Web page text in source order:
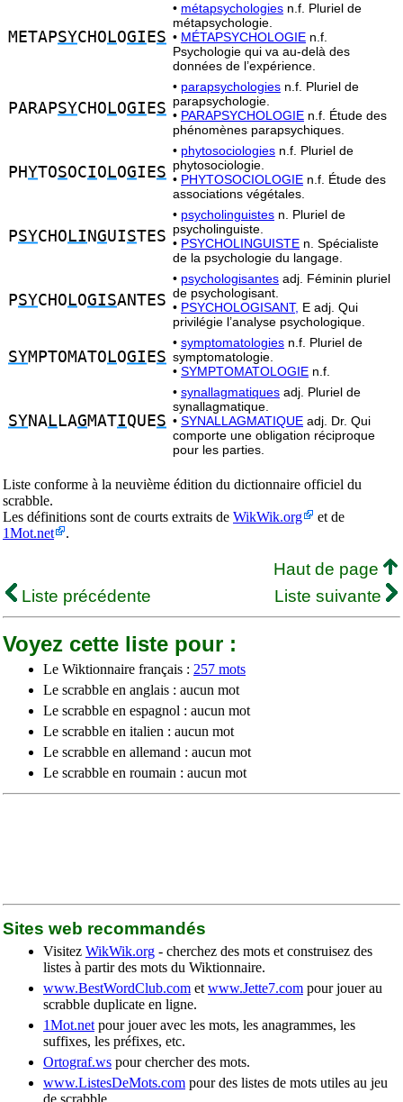
METAPSYCHO LOGI ES
• métapsychologies n.f. Pluriel de
métapsychologie.
• MÉTAPSYCHOLOGIE n.f.
Psychologie qui va au-delà des
données de l’expérience.
PARAPSYCHO LOGI ES
• parapsychologies n.f. Pluriel de
parapsychologie.
• PARAPSYCHOLOGIE n.f. Étude des
phénomènes parapsychiques.
PHYTOSOCIO LOGIES
• phytosociologies n.f. Pluriel de
phytosociologie.
• PHYTOSOCIOLOGIE n.f. Étude des
associations végétales.
PSYCHO LI NGUISTES
• psycholinguistes n. Pluriel de
psycholinguiste.
• PSYCHOLINGUISTE n. Spécialiste
de la psychologie du langage.
PSYCHO LOGISANTES
• psychologisantes adj. Féminin pluriel
de psychologisant.
• PSYCHOLOGISANT, E adj. Qui
privilégie l’analyse psychologique.
SYMPTOMATO LOGI ES
• symptomatologies n.f. Pluriel de
symptomatologie.
• SYMPTOMATOLOGIE n.f.
SYNAL LAGMATIQUES
• synallagmatiques adj. Pluriel de
synallagmatique.
• SYNALLAGMATIQUE adj. Dr. Qui
comporte une obligation réciproque
pour les parties.
Liste conforme à la neuvième édition du dictionnaire officiel du
scrabble.
Les définitions sont de courts extraits de WikWik.org
et de
1Mot.net
.
Haut de page
Liste précédente
Liste suivante
Voyez cette liste pour :
Le Wiktionnaire français : 257 mots
Le scrabble en anglais : aucun mot
Le scrabble en espagnol : aucun mot
Le scrabble en italien : aucun mot
Le scrabble en allemand : aucun mot
Le scrabble en roumain : aucun mot
Sites web recommandés
Visitez WikWik.org - cherchez des mots et construisez des
listes à partir des mots du Wiktionnaire.
www.BestWordClub.com et www.Jette7.com pour jouer au
scrabble duplicate en ligne.
1Mot.net pour jouer avec les mots, les anagrammes, les
suffixes, les préfixes, etc.
Ortograf.ws pour chercher des mots.
www.ListesDeMots.com pour des listes de mots utiles au jeu
de scrabble.